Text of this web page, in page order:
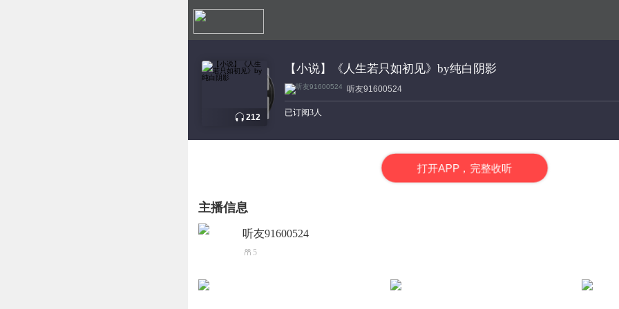
212
【小说】《人生若只如初见》by纯白阴影
听友91600524
已订阅3人
打开APP，完整收听
主播信息
听友91600524
5